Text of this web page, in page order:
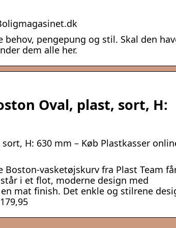
pengepung og stil. Skal den
dem alle her.
Oval, plast, sort, H:
H: 630 mm – Køb Plastkasser
vasketøjskurv fra Plast Team
i et flot, moderne design med
mat finish. Det enkle og stilrene